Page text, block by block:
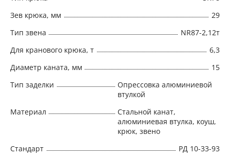
Зев крюка, мм
29
Тип звена
NR87-2,12т
Для кранового крюка, т
6,3
Диаметр каната, мм
15
Тип заделки
Опрессовка алюминиевой
втулкой
Материал
Стальной канат,
алюминиевая втулка, коуш,
крюк, звено
Стандарт
РД 10-33-93